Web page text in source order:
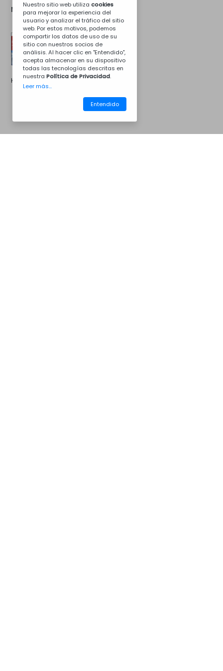
Mas Opciones...
Kit de instalacion
Nuestro sitio web utiliza cookies
para mejorar la experiencia del
usuario y analizar el tráfico del sitio
web. Por estos motivos, podemos
compartir los datos de uso de su
sitio con nuestros socios de
análisis. Al hacer clic en "Entendido",
acepta almacenar en su dispositivo
todas las tecnologías descritas en
nuestra Política de Privacidad.
Leer más...
Entendido